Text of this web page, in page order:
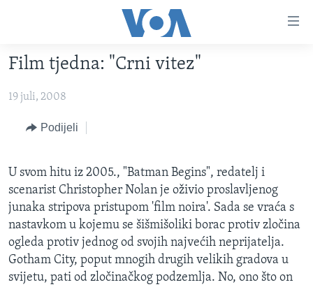
glavni
Pređi
Idi
na
pretragu
TV PROGRAM
VIDEO
FOTOGRAFIJE DANA
SJEDINJENE AMERIČKE DRŽAVE
BOSNA I HERCEGOVINA
SVIJET
NAUKA I TEHNOLOGIJA
SPECIJALNI PROJEKTI
KORUPCIJA
SLOBODA MEDIJA
ŽENSKA STRANA
Film tjedna: "Crni vitez"
19 juli, 2008
Podijeli
U svom hitu iz 2005., "Batman Begins", redatelj i
scenarist Christopher Nolan je oživio proslavljenog
junaka stripova pristupom 'film noira'. Sada se vraća s
nastavkom u kojemu se šišmišoliki borac protiv zločina
ogleda protiv jednog od svojih najvećih neprijatelja.
Gotham City, poput mnogih drugih velikih gradova u
svijetu, pati od zločinačkog podzemlja. No, ono što on